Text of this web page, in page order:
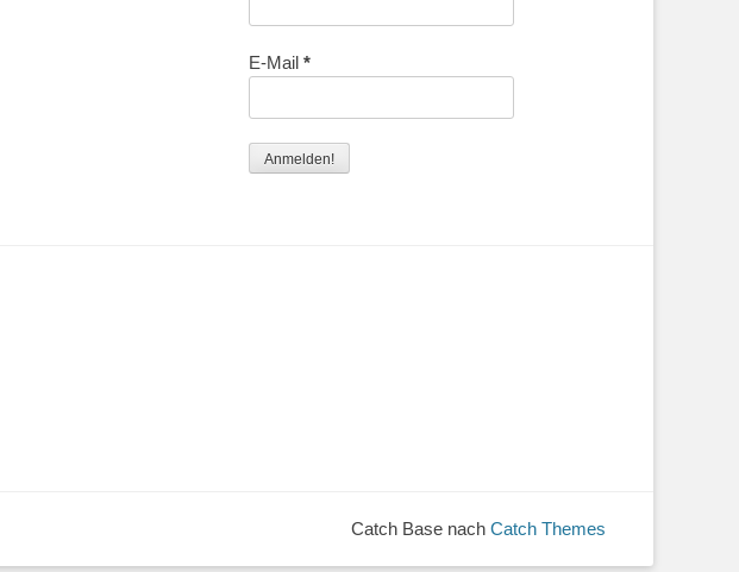
E-Mail *
Catch Base nach Catch Themes